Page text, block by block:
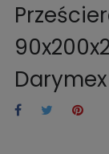
Darymex